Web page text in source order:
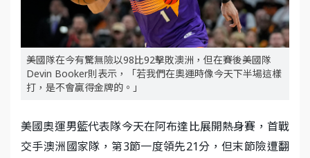
美國隊在今有驚無險以98比92擊敗澳洲，但在賽後美國隊
Devin Booker則表示，「若我們在奧運時像今天下半場這樣
打，是不會贏得金牌的。」
美國奧運男籃代表隊今天在阿布達比展開熱身賽，首戰
交手澳洲國家隊，第3節一度領先21分，但末節險遭翻